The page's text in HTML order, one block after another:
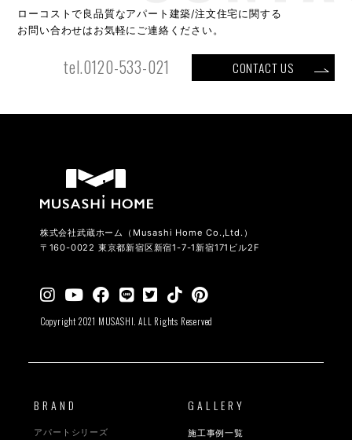
ローコストで良品質なアパート建築/注文住宅に関する
お問い合わせはお気軽にご連絡ください。
tel.0120-533-021 CONTACT US
株式会社武蔵ホーム（Musashi Home Co.,Ltd.）
〒160-0022 東京都新宿区新宿1-7-1新宿171ビル2F
Copyright 2021 MUSASHI. ALL Rights Reserved
BRAND
アパートシリーズ
GALLERY
施工事例一覧